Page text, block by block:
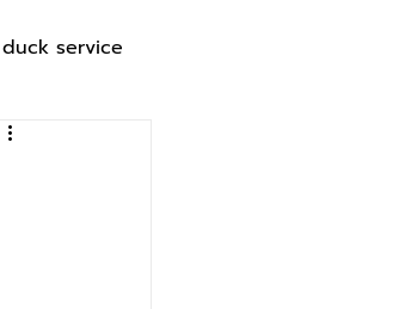
duck service